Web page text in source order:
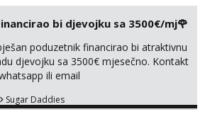
- mob:1,12€ minbi djevojku sa 3500€/mj🌹
poduzetnik financirao bi atraktivnu
djevojku sa 3500€ mjesečno. Kontakt
ili email
Sugar Daddies